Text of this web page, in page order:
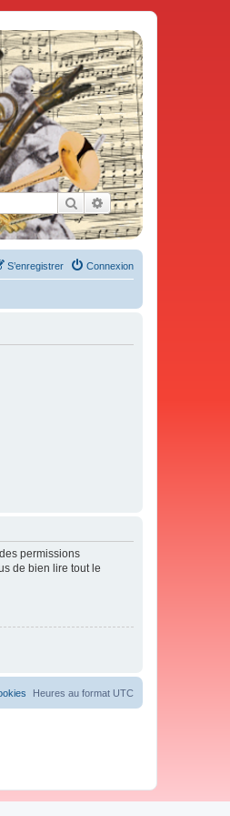
Rechercher
Recherche avancée
Connexion
S’enregistrer
permissions
de bien lire tout le
Heures au format UTC